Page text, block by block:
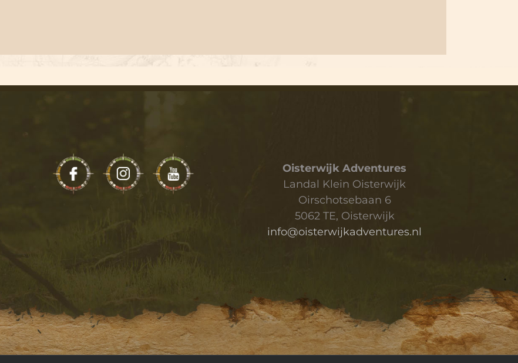
Oisterwijk Adventures
Landal Klein Oisterwijk
Oirschotsebaan 6
5062 TE, Oisterwijk
info@oisterwijkadventures.nl